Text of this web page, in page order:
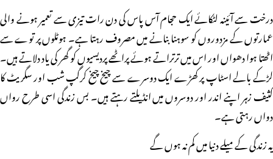
درخت سے آئینہ لٹکائے ایک حجام آس پاس کی دن رات تیزی سے تعمیر ہونے والی
عمارتوں کے مزدوروں کو سوہنا بنانے میں مصروف رہتا ہے۔ ہوٹلوں پر توے سے
اٹھتا ہوا دھواں اور اس میں ترتراتے ہوئے پراٹھے پردیسیوں کو گھر کی یاد دلاتے ہیں۔
لڑکے بالے اسٹاپ پر کھڑے ایک دوسرے سے چیخ چیخ کرگپ شب اور سگریٹ کا
کثیف زہر اپنے اندر اور دوسروں میں انڈیلتے رہتے ہیں۔ بس زندگی اسی طرح رواں
دواں رہتی ہے۔
یہ زندگی کے میلے دنیا میں کم نہ ہوں گے